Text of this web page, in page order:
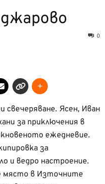
0
свечеряване. Ясен, Иван
за приключения в
ежедневие.
за
и ведро настроение.
място в Източните